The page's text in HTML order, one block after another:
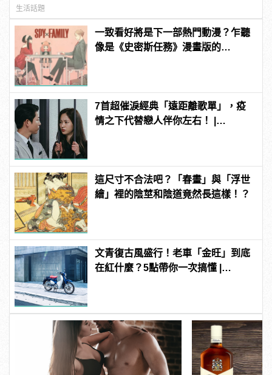
生活話題
一致看好將是下一部熱門動漫？乍聽
像是《史密斯任務》漫畫版的
7首超催淚經典「遠距離歌單」，疫
情之下代替戀人伴你左右！ |
這尺寸不合法吧？「春畫」與「浮世
繪」裡的陰莖和陰道竟然長這樣！？
文青復古風盛行！老車「金旺」到底
在紅什麼？5點帶你一次搞懂 |